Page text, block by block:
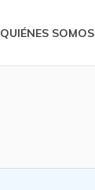
QUIÉNES SOMOS